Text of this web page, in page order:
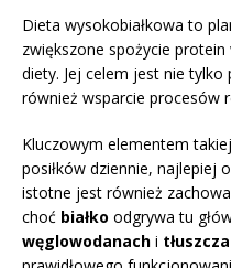
Dieta wysokobiałkowa to
zwiększone spożycie
diety. Jej celem jest nie
również wsparcie procesów
Kluczowym elementem
posiłków dziennie, najlepiej
istotne jest również
choć białko odgrywa tu
węglowodanach i